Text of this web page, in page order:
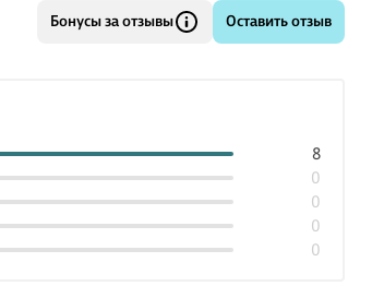
Бонусы за отзывы Оставить отзыв
0
0
0
0
8